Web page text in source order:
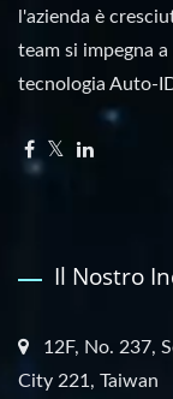
l'azienda è
team si impegna
tecnologia Auto-
Il Nostro
12F, No. 237,
City 221, Taiwan